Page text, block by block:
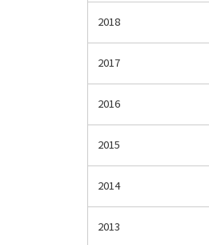
2018
2017
2016
2015
2014
2013